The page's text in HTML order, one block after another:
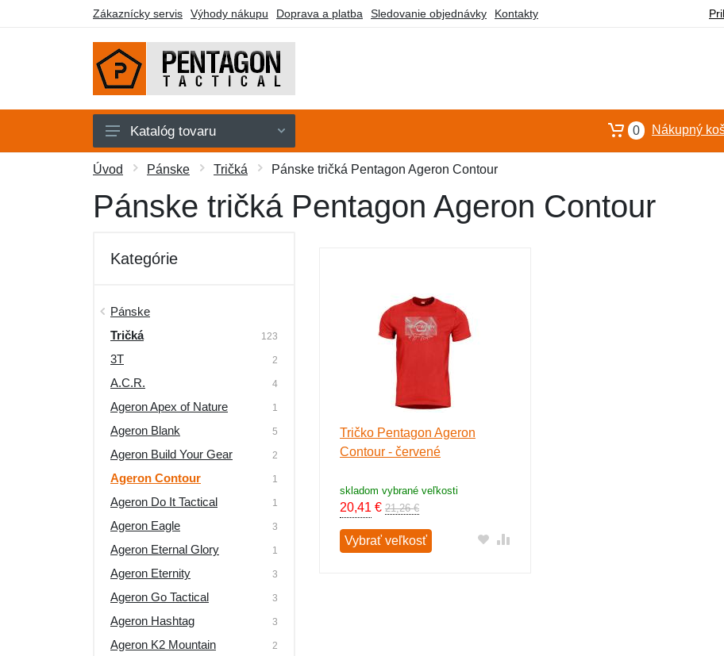
Zákaznícky servis Výhody nákupu Doprava a platba Sledovanie objednávky Kontakty
Pánske
Dámske
Obuv a ponožky
Taktické vybavenie
Darčekové poukazy
Výpredaj
Katalóg tovaru 0 Nákupný
Úvod Pánske Tričká Pánske tričká Pentagon Ageron Contour
Pánske tričká Pentagon Ageron Contour
Kategórie
Pánske
Tričká
123
3T 2
A.C.R. 4
Ageron Apex of Nature 1
Ageron Blank 5
Ageron Build Your Gear 2
Ageron Contour 1
Ageron Do It Tactical 1
Ageron Eagle 3
Ageron Eternal Glory 1
Ageron Eternity 3
Ageron Go Tactical 3
Ageron Hashtag 3
Ageron K2 Mountain 2
Tričko Pentagon Ageron
Contour - červené
skladom vybrané veľkosti
20,41 € 21,26 €
Vybrať veľkosť